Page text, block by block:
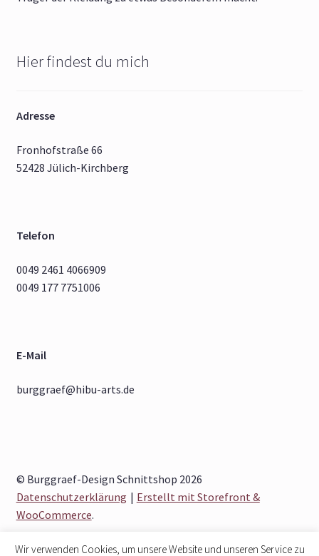
Hier findest du mich
Adresse
Fronhofstraße 66
52428 Jülich-Kirchberg
Telefon
0049 2461 4066909
0049 177 7751006
E-Mail
burggraef@hibu-arts.de
© Burggraef-Design Schnittshop 2026
Datenschutzerklärung
Erstellt mit Storefront &
WooCommerce.
Wir verwenden Cookies, um unsere Website und unseren Service zu